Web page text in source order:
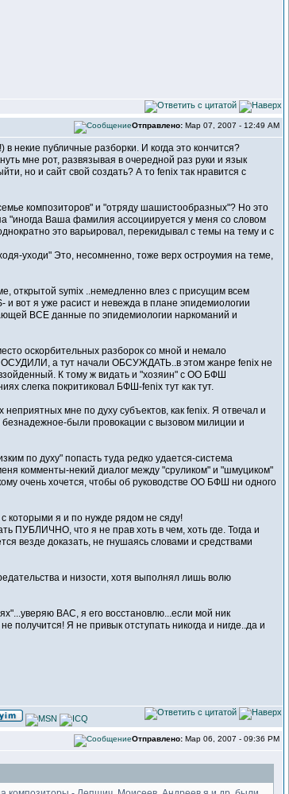
Отправлено: Мар 07, 2007 - 12:49 AM
некие публичные разборки. И когда это кончится?
мне рот, развязывая в очередной раз руки и язык
но и сайт свой создать? А то fenix так нравится с
композиторов" и "отряду шашистообразных"? Но это
"иногда Ваша фамилия ассоциируется у меня со словом
это варьировал, перекидывал с темы на тему и с
уходи" Это, несомненно, тоже верх остроумия на теме,
открытой symix ..немедленно влез с присущим всем
вот я уже расист и невежда в плане эпидемиологии
ВСЕ данные по эпидемиологии наркоманий и
оскорбительных разборок со мной и немало
ОСУДИЛИ, а тут начали ОБСУЖДАТЬ..в этом жанре fenix не
К тому ж видать и "хозяин" с ОО БФШ
слегка покритиковал БФШ-fenix тут как тут.
мне по духу субъектов, как fenix. Я отвечал и
были провокации с вызовом милиции и
по духу" попасть туда редко удается-система
комменты-некий диалог между "сруликом" и "шмуциком"
очень хочется, чтобы об руководстве ОО БФШ ни одного
которыми я и по нужде рядом не сяду!
ПУБЛИЧНО, что я не прав хоть в чем, хоть где. Тогда и
везде доказать, не гнушаясь словами и средствами
и низости, хотя выполнял лишь волю
ВАС, я его восстановлю...если мой ник
получится! Я не привык отступать никогда и нигде..да и
Отправлено: Мар 06, 2007 - 09:36 PM